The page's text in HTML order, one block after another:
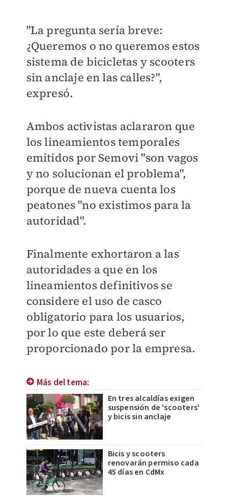
"La pregunta sería breve:
¿Queremos o no queremos estos
sistema de bicicletas y scooters
sin anclaje en las calles?",
expresó.
Ambos activistas aclararon que
loslineamientos temporales
emitidos por Semovi "son vagos
y no solucionan el problema",
porque de nueva cuenta los
peatones "no existimos para la
autoridad".
Finalmente exhortaron a las
autoridades a que en los
lineamientos definitivos se
considere el uso de casco
obligatorio para los usuarios,
por lo que este deberá ser
proporcionado por la empresa.
Más del tema:
En tres alcaldías exigen
suspensión de 'scooters'
y bicis sin anclaje
Bicis y scooters
renovarán permiso cada
45 días en CdMx